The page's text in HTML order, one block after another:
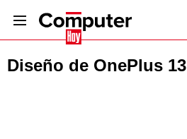
Diseño de OnePlus 13